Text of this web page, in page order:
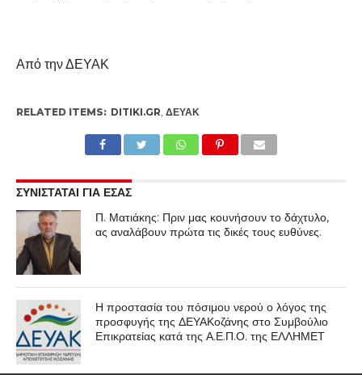
Από την ΔΕΥΑΚ
RELATED ITEMS: DITIKI.GR ΔΕΥΑΚ
ΣΥΝΙΣΤΑΤΑΙ ΓΙΑ ΕΣΑΣ
Π. Ματιάκης: Πριν μας κουνήσουν το δάχτυλο,
ας αναλάβουν πρώτα τις δικές τους ευθύνες.
Η προστασία του πόσιμου νερού ο λόγος της
προσφυγής της ΔΕΥΑΚοζάνης στο Συμβούλιο
Επικρατείας κατά της Α.Ε.Π.Ο. της ΕΛΛΗΜΕΤ